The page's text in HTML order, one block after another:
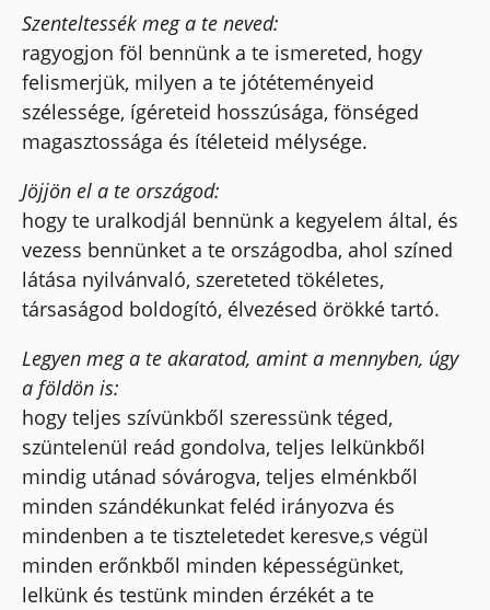
Szenteltessék meg a te neved:
ragyogjon föl bennünk a te ismereted, hogy
felismerjük, milyen a te jótéteményeid
szélessége, ígéreteid hosszúsága, fönséged
magasztossága és ítéleteid mélysége.
Jöjjön el a te országod:
hogy te uralkodjál bennünk a kegyelem által, és
vezess bennünket a te országodba, ahol színed
látása nyilvánvaló, szereteted tökéletes,
társaságod boldogító, élvezésed örökké tartó.
Legyen meg a te akaratod, amint a mennyben, úgy
a földön is:
hogy teljes szívünkből szeressünk téged,
szüntelenül reád gondolva, teljes lelkünkből
mindig utánad sóvárogva, teljes elménkből
minden szándékunkat feléd irányozva és
mindenben a te tiszteletedet keresve,s végül
minden erőnkből minden képességünket,
lelkünk és testünk minden érzékét a te